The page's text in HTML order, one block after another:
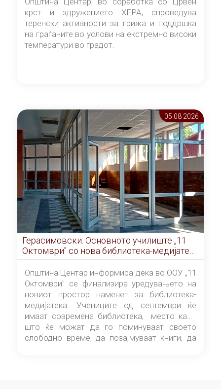
крст и здружението ХЕРА, спроведува
теренски активности за грижа и поддршка
на граѓаните во услови на екстремно високи
температури во градот.
05.08 2026
Герасимовски: Основното училиште „11
Октомври" со нова библиотека-медијатека
од септември
Општина Центар информира дека во ООУ „11
Октомври" се финализира уредувањето на
новиот простор наменет за библиотека-
медијатека. Учениците од септември ќе
имаат современа библиотека, место каде
што ќе можат да го поминуваат своето
слободно време, да позајмуваат книги, да